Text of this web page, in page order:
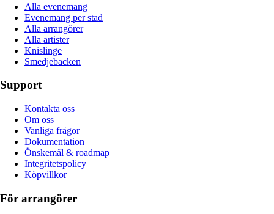
Alla evenemang
Evenemang per stad
Alla arrangörer
Alla artister
Knislinge
Smedjebacken
Support
Kontakta oss
Om oss
Vanliga frågor
Dokumentation
Önskemål & roadmap
Integritetspolicy
Köpvillkor
För arrangörer